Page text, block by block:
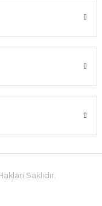
Saklıdır.